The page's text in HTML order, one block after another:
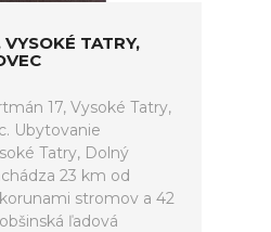
TATRY,
17, Vysoké Tatry,
Ubytovanie
Tatry, Dolný
23 km od
stromov a 42
ľadová